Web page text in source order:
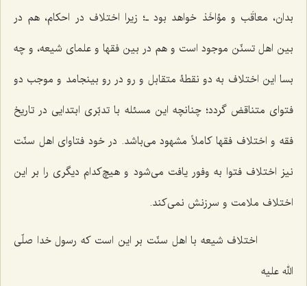
بدان، معاقَب و مؤاخَذ خواهد بود ـ؛ زیرا اختلاف در احکام، هم در
بین اهل تسنّن موجود است و هم در بین فقها و علمای‌ شیعه، و چه
بسا این اختلاف به دو نقطۀ متقابل و رو در رو بینجامد و موجب دو
فتوای متناقض گردد؛ چنانچه این مسئله با تدبّری ابتدایی در تاریخ
فقه و اختلاف فقها کاملاً مشهود می‌باشد. در خود فتاوای اهل سنّت
نیز اختلاف فتوا به وفور یافت می‌شود و هیچ‌کدام دیگری را بر این
اختلاف ملامت و سرزنش نمی‌کند.
اختلاف شیعه با اهل سنّت بر این است که رسول خدا صلّی
الله علیه